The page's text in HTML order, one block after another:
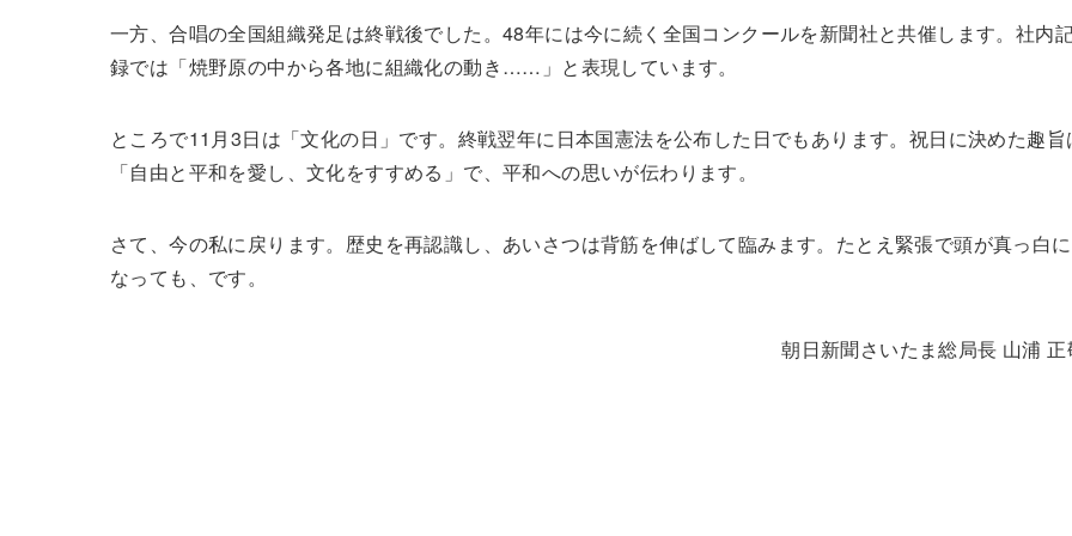
一方、合唱の全国組織発足は終戦後でした。48年には今に続く全国コンクールを新聞社と共催します。社内
録では「焼野原の中から各地に組織化の動き……」と表現しています。
ところで11月3日は「文化の日」です。終戦翌年に日本国憲法を公布した日でもあります。祝日に決めた趣旨
「自由と平和を愛し、文化をすすめる」で、平和への思いが伝わります。
さて、今の私に戻ります。歴史を再認識し、あいさつは背筋を伸ばして臨みます。たとえ緊張で頭が真っ白に
なっても、です。
朝日新聞さいたま総局長 山浦 正